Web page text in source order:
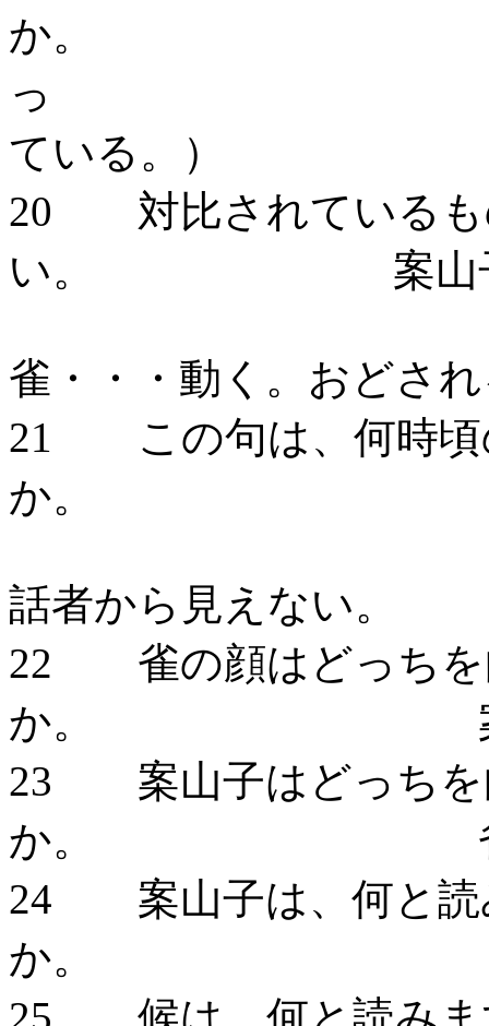
か。 案山子
ている。）
20 対比されているも
い。 案山子・・
雀・・・動く。おどさ
21 この句は、何時頃
か。 夜で
話者から見えない。
22 雀の顔はどっちを
か。 案山子
23 案山子はどっちを
か。 雀の方。
24 案山子は、何と読
か。 かか